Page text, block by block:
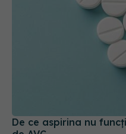
De ce aspirina nu